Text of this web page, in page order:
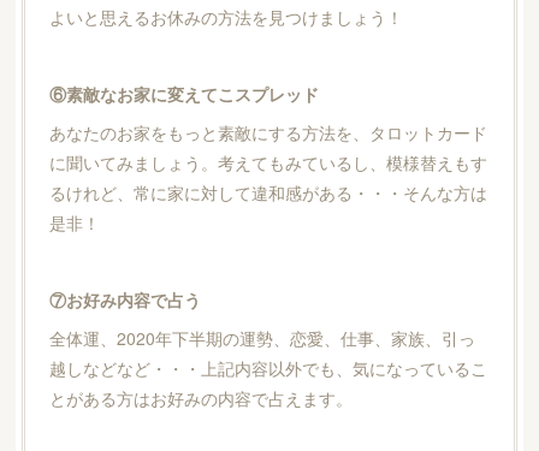
よいと思えるお休みの方法を見つけましょう！
⑥素敵なお家に変えてこスプレッド
あなたのお家をもっと素敵にする方法を、タロットカード
に聞いてみましょう。考えてもみているし、模様替えもす
るけれど、常に家に対して違和感がある・・・そんな方は
是非！
⑦お好み内容で占う
全体運、2020年下半期の運勢、恋愛、仕事、家族、引っ
越しなどなど・・・上記内容以外でも、気になっているこ
とがある方はお好みの内容で占えます。